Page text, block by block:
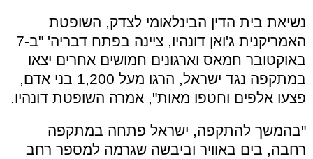
נשיאת בית הדין הבינלאומי לצדק, השופטת
האמריקנית ג'ואן דונהיו, ציינה בפתח דבריה' "ב-7
באוקטובר חמאס וארגונים חמושים אחרים יצאו
במתקפה נגד ישראל, הרגו מעל 1,200 בני אדם,
פצעו אלפים וחטפו מאות", אמרה השופטת דונהיו.
"בהמשך להתקפה, ישראל פתחה במתקפה
רחבה, בים באוויר וביבשה שגרמה למספר רחב